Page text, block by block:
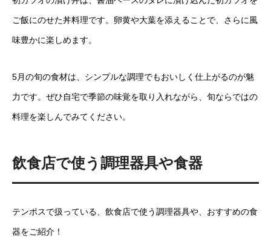
ご飯にのせた丼料理です。卵黄や大葉を添えることで、さらに風
味豊かに楽しめます。
5月の旬の食材は、シンプルな調理でもおいしく仕上がるのが魅
力です。ぜひ自宅で季節の味覚を取り入れながら、旬ならではの
料理を楽しんでみてください。
飲食店で使う調理器具や食器
テンポスで扱っている、飲食店で使う調理器具や、おすすめの食
器をご紹介！